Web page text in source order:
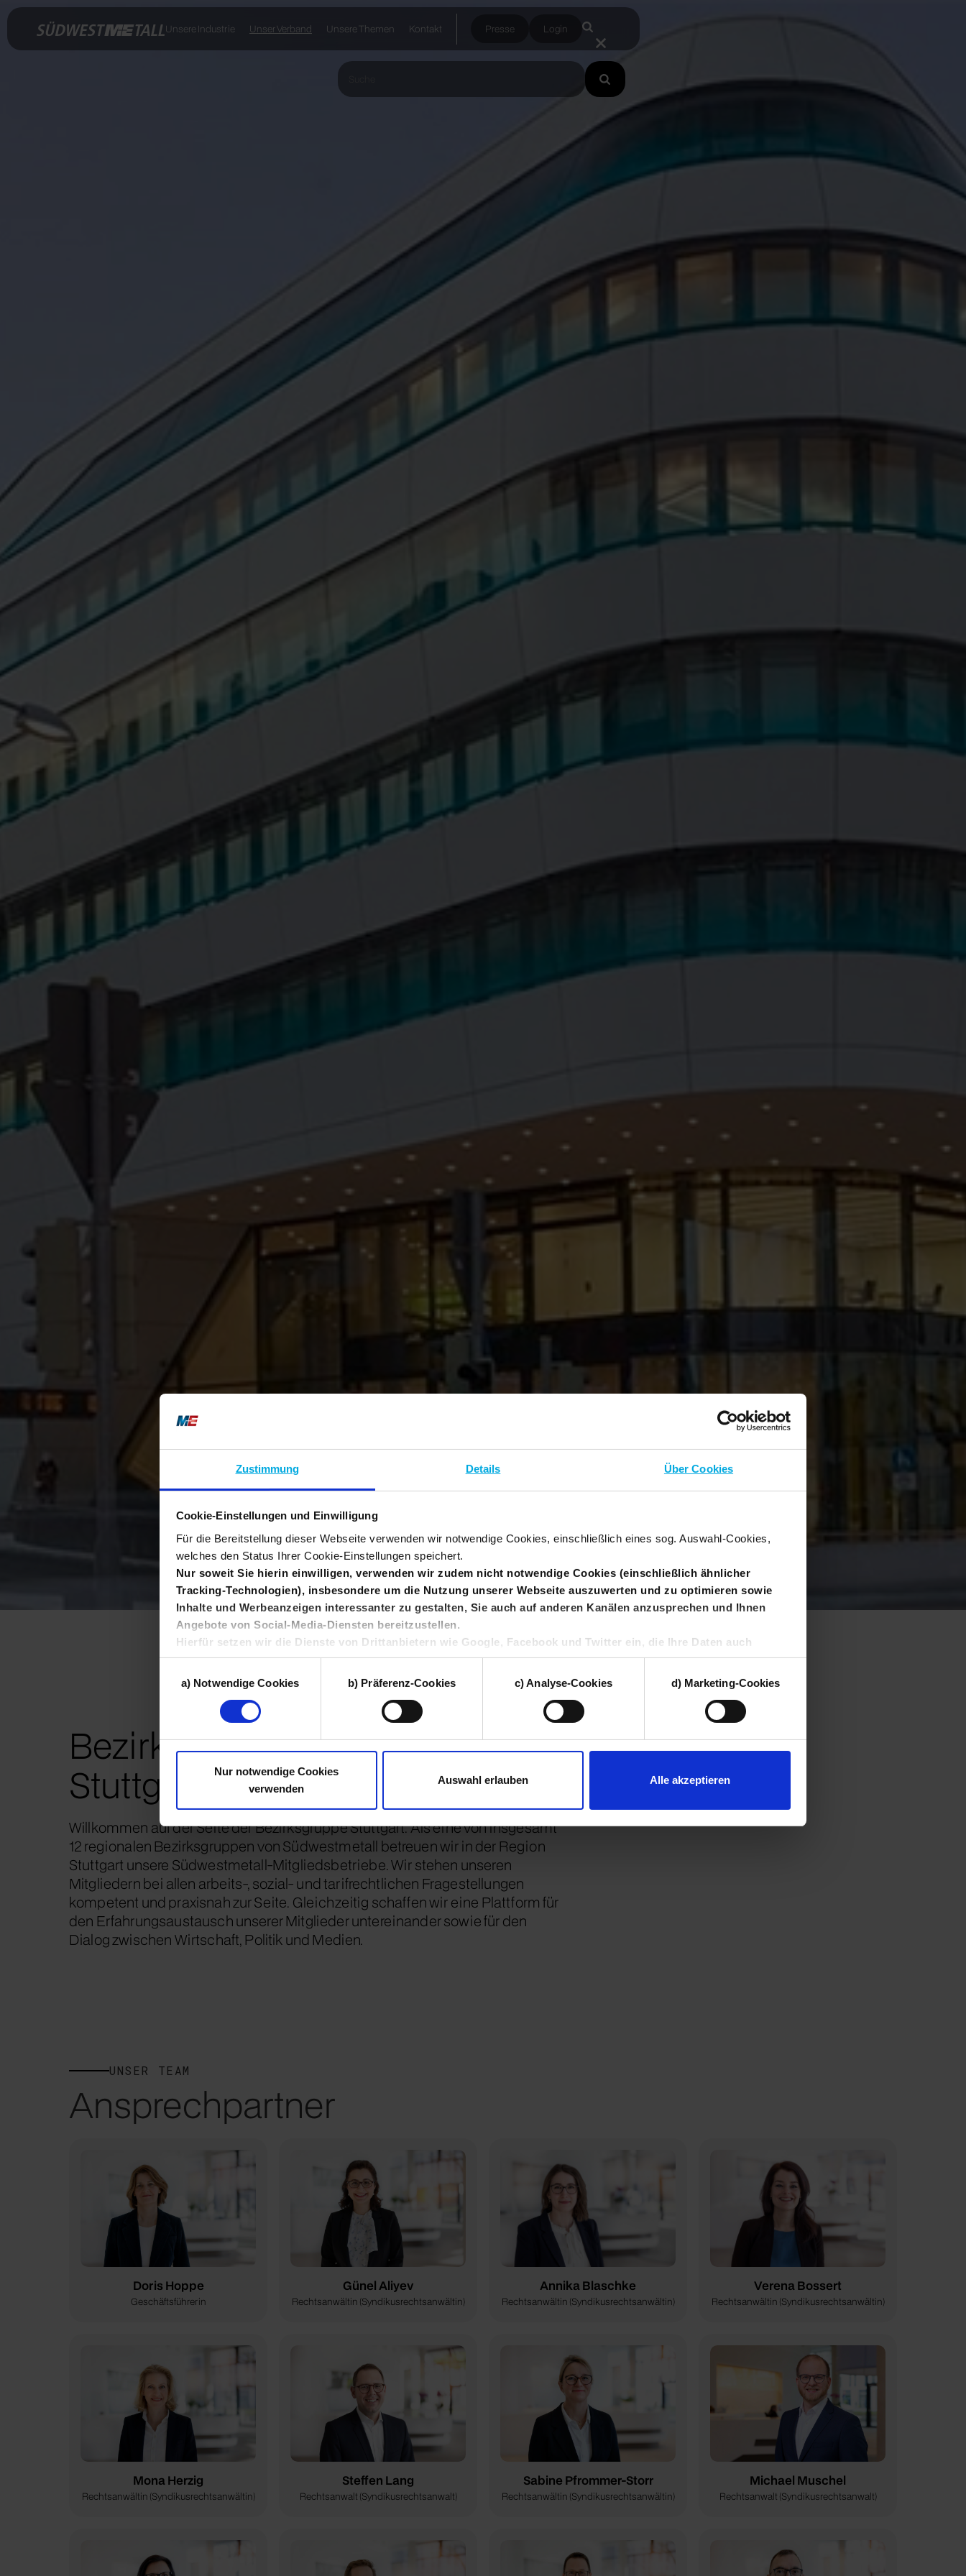
Zustimmung Details Über Cookies
Cookie-Einstellungen und Einwilligung
Für die Bereitstellung dieser Webseite verwenden wir notwendige Cookies, einschließlich eines sog. Auswahl-Cookies,
welches den Status Ihrer Cookie-Einstellungen speichert.
Nur soweit Sie hierin einwilligen, verwenden wir zudem nicht notwendige Cookies (einschließlich ähnlicher
Tracking-Technologien), insbesondere um die Nutzung unserer Webseite auszuwerten und zu optimieren sowie
Inhalte und Werbeanzeigen interessanter zu gestalten, Sie auch auf anderen Kanälen anzusprechen und Ihnen
Angebote von Social-Media-Diensten bereitzustellen.
Hierfür setzen wir die Dienste von Drittanbietern wie Google, Facebook und Twitter ein, die Ihre Daten auch
außerhalb der Europäischen Union und zu eigenen Zwecken verarbeiten. Solche Drittanbieter können die aus
Ihren Daten gewonnenen Nutzungsprofile geräteübergreifend mit anderen Daten zusammenführen und einer
Cookie-Einstellungen
dieser Webseite können Sie selbst entscheiden, welche Kategorien dieser Cookies Sie
a) Notwendige Cookies
b) Präferenz-Cookies c) Analyse-Cookies d) Marketing-Cookies
Nur notwendige Cookies
verwenden
Auswahl erlauben Alle akzeptieren
Unsere Industrie Unser Verband Unsere Themen Kontakt Presse Login
Bezirksgruppe
Stuttgart
Willkommen auf der Seite der Bezirksgruppe Stuttgart. Als eine von insgesamt
12 regionalen Bezirksgruppen von Südwestmetall betreuen wir in der Region
Stuttgart unsere Südwestmetall-Mitgliedsbetriebe. Wir stehen unseren
Mitgliedern bei allen arbeits-, sozial- und tarifrechtlichen Fragestellungen
kompetent und praxisnah zur Seite. Gleichzeitig schaffen wir eine Plattform für
den Erfahrungsaustausch unserer Mitglieder untereinander sowie für den
Dialog zwischen Wirtschaft, Politik und Medien.
UNSER TEAM
Ansprechpartner
Doris Hoppe
Geschäftsführerin
Günel Aliyev
Rechtsanwältin (Syndikusrechtsanwältin)
Annika Blaschke
Rechtsanwältin (Syndikusrechtsanwältin)
Verena Bossert
Rechtsanwältin (Syndikusrechtsanwältin)
Mona Herzig
Rechtsanwältin (Syndikusrechtsanwältin)
Steffen Lang
Rechtsanwalt (Syndikusrechtsanwalt)
Sabine Pfrommer-Storr
Rechtsanwältin (Syndikusrechtsanwältin)
Michael Muschel
Rechtsanwalt (Syndikusrechtsanwalt)